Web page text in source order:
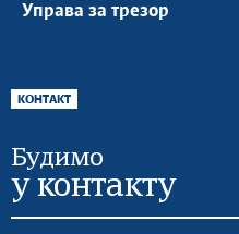
Управа за трезор
КОНТАКТ
Будимо
у контакту